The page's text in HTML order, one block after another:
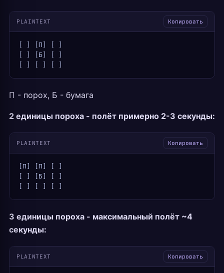
PLAINTEXT Копировать
[ ] [П] [ ]
[ ] [Б] [ ]
П - порох, Б - бумага
2 единицы пороха - полёт примерно 2-3 секунды:
PLAINTEXT Копировать
[П] [П] [ ]
[ ] [Б] [ ]
3 единицы пороха - максимальный полёт ~4
секунды:
PLAINTEXT Копировать